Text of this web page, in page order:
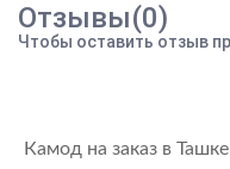
Отзывы(0)
Чтобы оставить отзыв
Камод на заказ в